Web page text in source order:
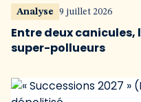
Analyse 9 juillet 2026
Entre deux
super-pollueurs